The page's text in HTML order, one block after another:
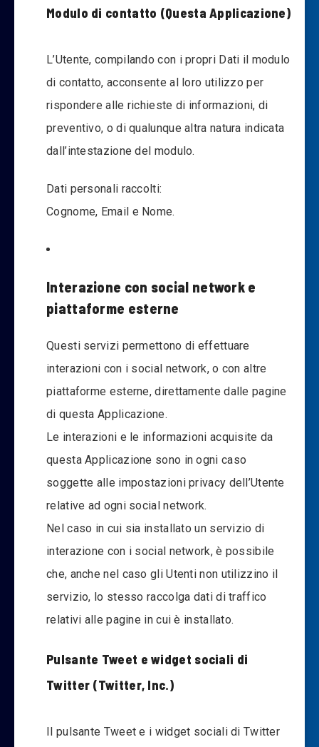
Modulo di contatto (Questa Applicazione)
L’Utente, compilando con i propri Dati il modulo
di contatto, acconsente al loro utilizzo per
rispondere alle richieste di informazioni, di
preventivo, o di qualunque altra natura indicata
dall’intestazione del modulo.
Dati personali raccolti:
Cognome, Email e Nome.
Interazione con social network e
piattaforme esterne
Questi servizi permettono di effettuare
interazioni con i social network, o con altre
piattaforme esterne, direttamente dalle pagine
di questa Applicazione.
Le interazioni e le informazioni acquisite da
questa Applicazione sono in ogni caso
soggette alle impostazioni privacy dell’Utente
relative ad ogni social network.
Nel caso in cui sia installato un servizio di
interazione con i social network, è possibile
che, anche nel caso gli Utenti non utilizzino il
servizio, lo stesso raccolga dati di traffico
relativi alle pagine in cui è installato.
Pulsante Tweet e widget sociali di
Twitter (Twitter, Inc.)
Il pulsante Tweet e i widget sociali di Twitter